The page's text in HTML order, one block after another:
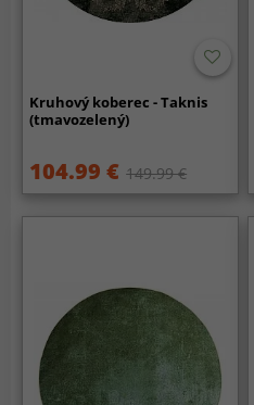
Kruhový koberec - Taknis
(tmavozelený)
104.99 € 149.99 €